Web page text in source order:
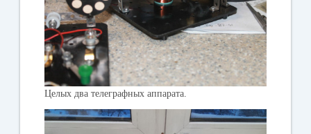
Целых два телеграфных аппарата.